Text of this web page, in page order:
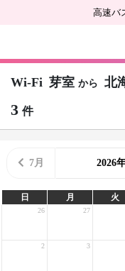
高速バ
Wi-Fi 芽室 から 北
3 件
7月 2026
日 月 火
26 27
2 3